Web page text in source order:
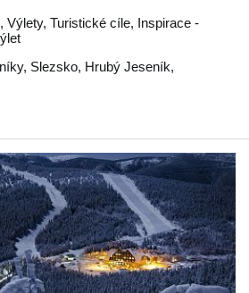
Výlety, Turistické cíle, Inspirace -
, Slezsko, Hrubý Jeseník,